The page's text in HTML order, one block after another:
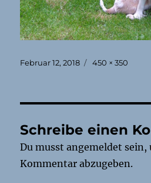
Veröffentlicht
Februar 12, 2018 Originalgröße
450 × 350
Schreibe einen
Du musstangemeldet sein,
Kommentar abzugeben.